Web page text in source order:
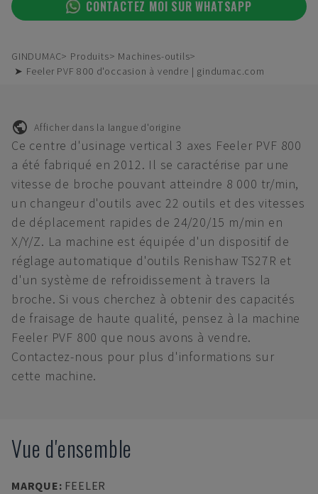
CONTACTEZ MOI SUR WHATSAPP
GINDUMAC Produits
Machines-outils
➤ Feeler PVF 800 d'occasion à vendre | gindumac.com
Afficher dans la langue d'origine
Ce centre d'usinage vertical 3 axes Feeler PVF 800
a été fabriqué en 2012. Il se caractérise par une
vitesse de broche pouvant atteindre 8 000 tr/min,
un changeur d'outils avec 22 outils et des vitesses
de déplacement rapides de 24/20/15 m/min en
X/Y/Z. La machine est équipée d'un dispositif de
réglage automatique d'outils Renishaw TS27R et
d'un système de refroidissement à travers la
broche. Si vous cherchez à obtenir des capacités
de fraisage de haute qualité, pensez à la machine
Feeler PVF 800 que nous avons à vendre.
Contactez-nous pour plus d'informations sur
cette machine.
Vue d'ensemble
MARQUE: FEELER